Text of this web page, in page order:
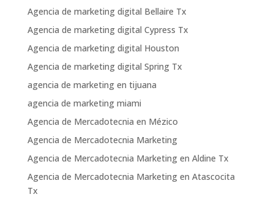
Agencia de marketing digital Bellaire Tx
Agencia de marketing digital Cypress Tx
Agencia de marketing digital Houston
Agencia de marketing digital Spring Tx
agencia de marketing en tijuana
agencia de marketing miami
Agencia de Mercadotecnia en Mézico
Agencia de Mercadotecnia Marketing
Agencia de Mercadotecnia Marketing en Aldine Tx
Agencia de Mercadotecnia Marketing en Atascocita
Tx